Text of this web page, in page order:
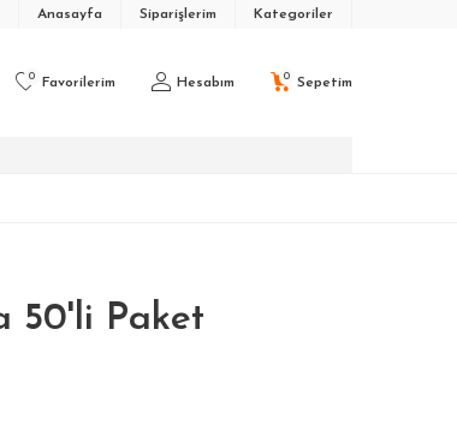
Anasayfa Siparişlerim Kategoriler
0 Favorilerim Hesabım 0 Sepetim
50'li Paket